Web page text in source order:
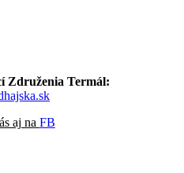
Združenia Termál:
aj na FB